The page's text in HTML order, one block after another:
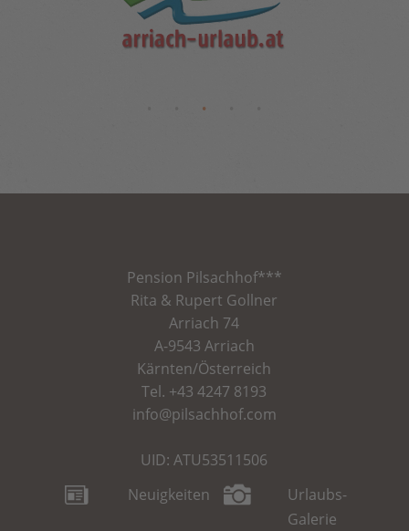
Pension Pilsachhof***
Rita & Rupert Gollner
Arriach 74
A-9543 Arriach
Kärnten/Österreich
Tel. +43 4247 8193
info@pilsachhof.com
UID: ATU53511506
Neuigkeiten
Urlaubs-
Galerie